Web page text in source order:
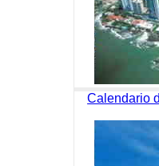
Calendario